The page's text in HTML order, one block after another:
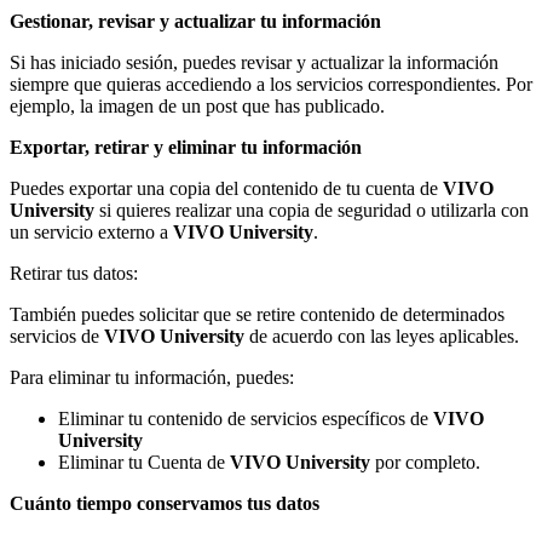
Gestionar, revisar y actualizar tu información
Si has iniciado sesión, puedes revisar y actualizar la información
siempre que quieras accediendo a los servicios correspondientes. Por
ejemplo, la imagen de un post que has publicado.
Exportar, retirar y eliminar tu información
Puedes exportar una copia del contenido de tu cuenta de VIVO
University si quieres realizar una copia de seguridad o utilizarla con
un servicio externo a VIVO University.
Retirar tus datos:
También puedes solicitar que se retire contenido de determinados
servicios de VIVO University de acuerdo con las leyes aplicables.
Para eliminar tu información, puedes:
Eliminar tu contenido de servicios específicos de VIVO
University
Eliminar tu Cuenta de VIVO University por completo.
Cuánto tiempo conservamos tus datos